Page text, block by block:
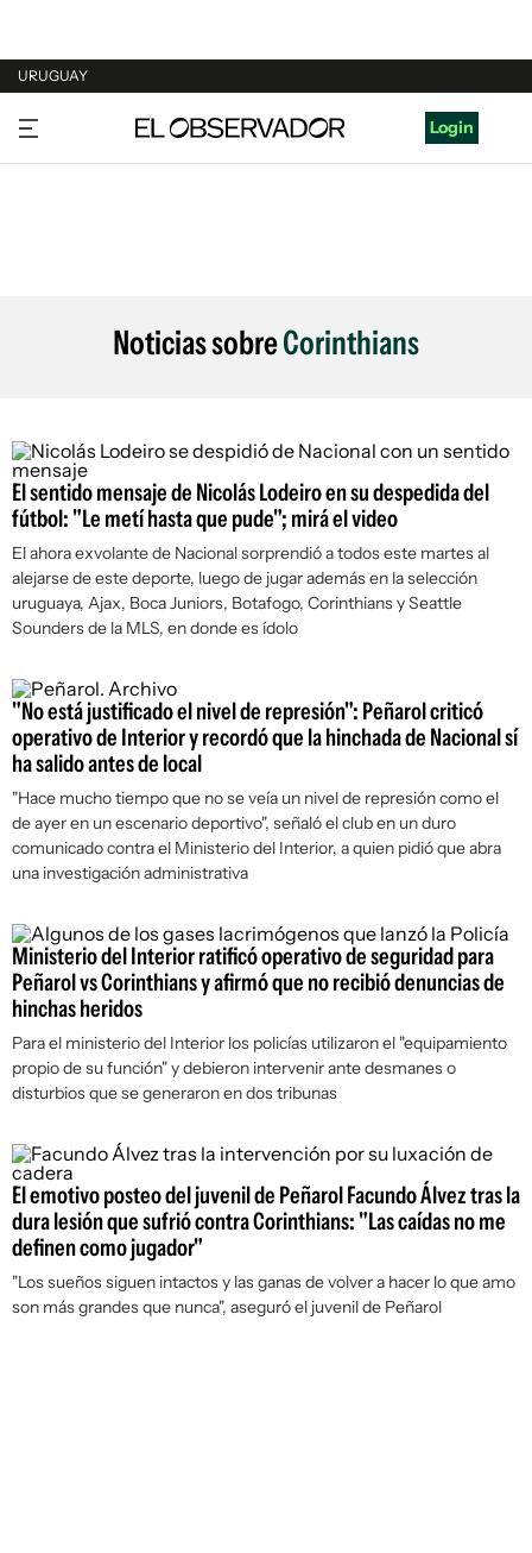
URUGUAY
URUGUAY
ARGENTINA
Login
Noticias sobreCorinthians
El sentido mensaje de Nicolás Lodeiro en su despedida del
fútbol: "Le metí hasta que pude"; mirá el video
El ahora exvolante de Nacional sorprendió a todos este martes al
alejarse de este deporte, luego de jugar además en la selección
uruguaya, Ajax, Boca Juniors, Botafogo, Corinthians y Seattle
Sounders de la MLS, en donde es ídolo
"No está justificado el nivel de represión": Peñarol criticó
operativo de Interior y recordó que la hinchada de Nacional sí
ha salido antes de local
"Hace mucho tiempo que no se veía un nivel de represión como el
de ayer en un escenario deportivo", señaló el club en un duro
comunicado contra el Ministerio del Interior, a quien pidió que abra
una investigación administrativa
Ministerio del Interior ratificó operativo de seguridad para
Peñarol vs Corinthians y afirmó que no recibió denuncias de
hinchas heridos
Para el ministerio del Interior los policías utilizaron el "equipamiento
propio de su función" y debieron intervenir ante desmanes o
disturbios que se generaron en dos tribunas
El emotivo posteo del juvenil de Peñarol Facundo Álvez tras la
dura lesión que sufrió contra Corinthians: "Las caídas no me
definen como jugador"
"Los sueños siguen intactos y las ganas de volver a hacer lo que amo
son más grandes que nunca", aseguró el juvenil de Peñarol